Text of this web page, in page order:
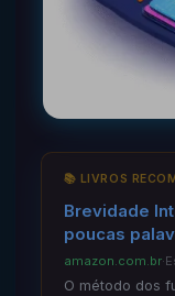
📚 LIVROS
Brevidade
poucas
amazon.com.br·
O método dos